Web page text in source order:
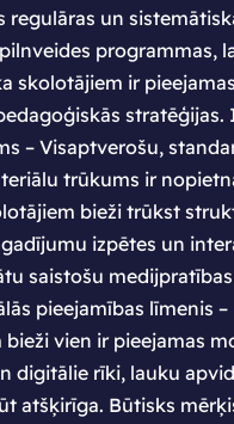
regulāras un
programmas,
skolotājiem ir
stratēģijas.
– Visaptverošu,
trūkums ir
bieži trūkst
izpētes un
saistošu
pieejamības līmenis –
vien ir pieejamas
digitālie rīki, lauku
atšķirīga. Būtisks